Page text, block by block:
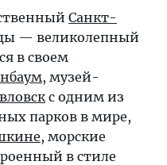
Санкт-
— великолепный
в своем
, музей-
с одним из
парков в мире,
, морские
в стиле